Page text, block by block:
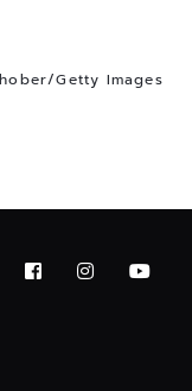
Getty Images